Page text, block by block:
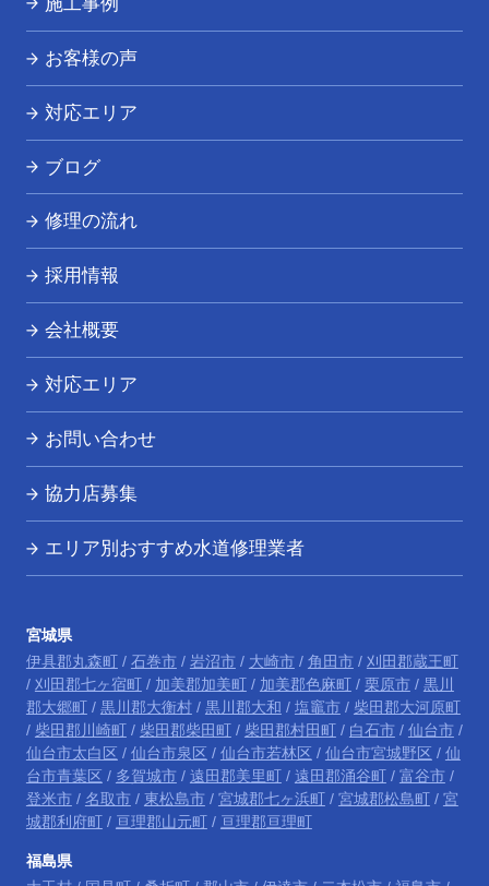
キッチンつまり・水漏れ
洗面所つまり・水漏れ
その他の水道トラブル
お客様の声
対応エリア
ブログ
修理の流れ
採用情報
会社概要
対応エリア
お問い合わせ
協力店募集
エリア別おすすめ水道修理業者
宮城県
伊具郡丸森町/ 石巻市/ 岩沼市/ 大崎市/ 角田市/ 刈田郡蔵王町
/ 刈田郡七ヶ宿町/ 加美郡加美町/ 加美郡色麻町/ 栗原市/ 黒川
郡大郷町/ 黒川郡大衡村/ 黒川郡大和 / 塩竈市/ 柴田郡大河原町
/ 柴田郡川崎町/ 柴田郡柴田町/ 柴田郡村田町/ 白石市/ 仙台市/
仙台市太白区 / 仙台市泉区 / 仙台市若林区 / 仙台市宮城野区 / 仙
台市青葉区 / 多賀城市/ 遠田郡美里町/ 遠田郡涌谷町/ 富谷市/
登米市/ 名取市/ 東松島市/ 宮城郡七ヶ浜町/ 宮城郡松島町/ 宮
城郡利府町/ 亘理郡山元町/ 亘理郡亘理町
福島県